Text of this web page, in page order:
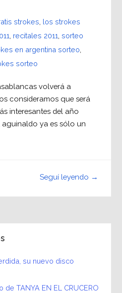
strokes los strokes
recitales 2011 sorteo
en argentina sorteo
sorteo
volverá a
consideramos que será
interesantes del año
aguinaldo ya es sólo un
Seguí leyendo →
su nuevo disco
TANYA EN EL CRUCERO